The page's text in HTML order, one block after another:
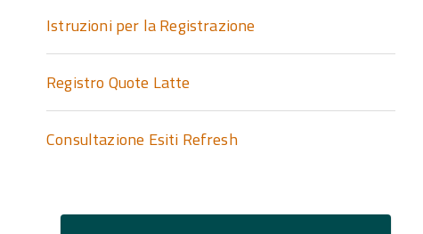
Istruzioni per la Registrazione
Registro Quote Latte
Consultazione Esiti Refresh